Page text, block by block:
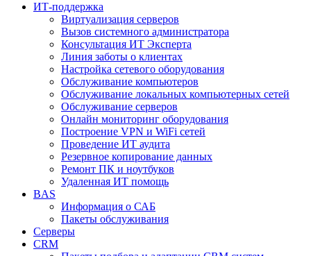
ИТ-поддержка
Виртуализация серверов
Вызов системного администратора
Консультация ИТ Эксперта
Линия заботы о клиентах
Настройка сетевого оборудования
Обслуживание компьютеров
Обслуживание локальных компьютерных сетей
Обслуживание серверов
Онлайн мониторинг оборудования
Построение VPN и WiFi сетей
Проведение ИТ аудита
Резервное копирование данных
Ремонт ПК и ноутбуков
Удаленная ИТ помощь
BAS
Информация о САБ
Пакеты обслуживания
Серверы
CRM